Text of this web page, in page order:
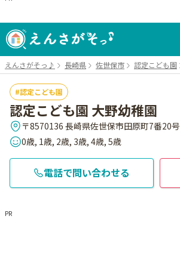
えんさがそっ♪ 長崎県 佐世保市 認定こども園
認定こども園
認定こども園 大野幼稚園
〒8570136 長崎県佐世保市田原町7番20号
0歳, 1歳, 2歳, 3歳, 4歳, 5歳
電話で問い合わせる
PR